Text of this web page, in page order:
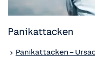
Panikattacken
Panikattacken –